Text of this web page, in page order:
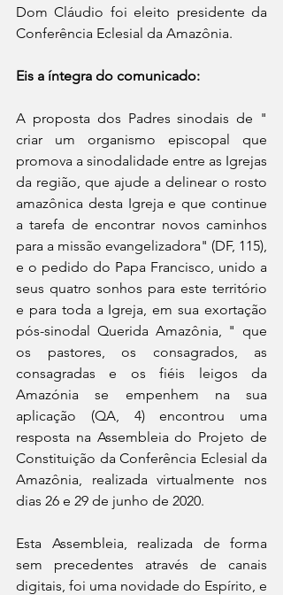
Dom Cláudio foi eleito presidente da
Conferência Eclesial da Amazônia.
Eis a íntegra do comunicado:
A proposta dos Padres sinodais de "
criar um organismo episcopal que
promova a sinodalidade entre as Igrejas
da região, que ajude a delinear o rosto
amazônica desta Igreja e que continue
a tarefa de encontrar novos caminhos
para a missão evangelizadora" (DF, 115),
e o pedido do Papa Francisco, unido a
seus quatro sonhos para este território
e para toda a Igreja, em sua exortação
pós-sinodal Querida Amazônia, " que
os pastores, os consagrados, as
consagradas e os fiéis leigos da
Amazónia se empenhem na sua
aplicação (QA, 4) encontrou uma
resposta na Assembleia do Projeto de
Constituição da Conferência Eclesial da
Amazônia, realizada virtualmente nos
dias 26 e 29 de junho de 2020.
Esta Assembleia, realizada de forma
sem precedentes através de canais
digitais, foi uma novidade do Espírito, e